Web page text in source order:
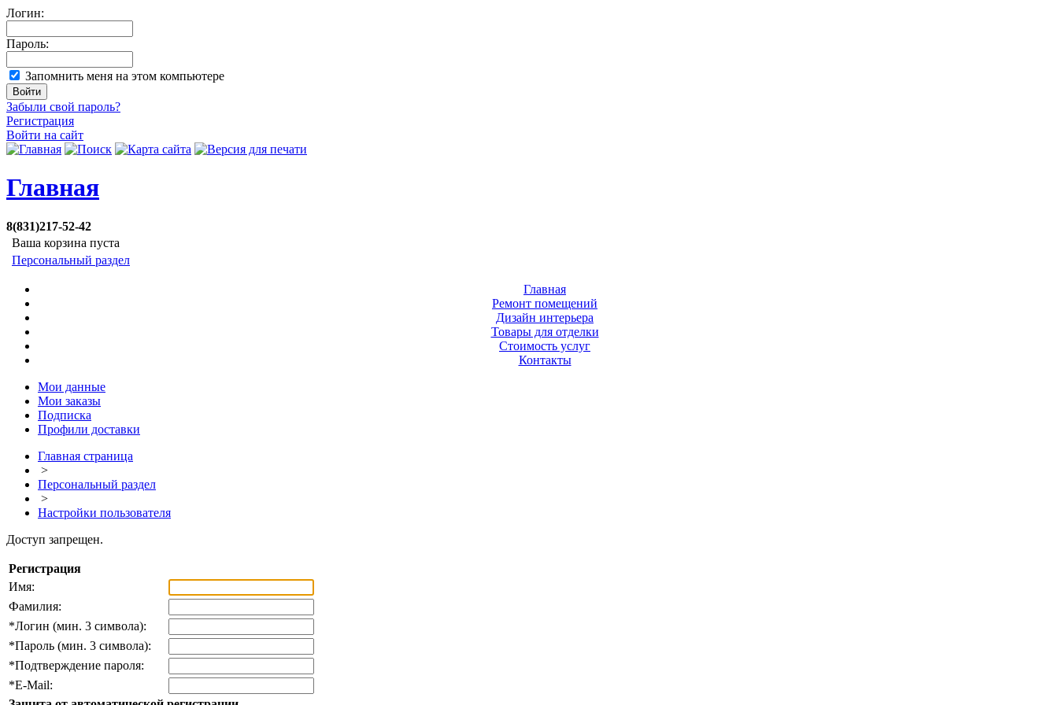
Логин:
Пароль:
Запомнить меня на этом компьютере
Забыли свой пароль?
Регистрация
Войти на сайт
Главная
8(831)217-52-42
Ваша корзина пуста
Персональный раздел
Главная
Ремонт помещений
Дизайн интерьера
Товары для отделки
Стоимость услуг
Контакты
Мои данные
Мои заказы
Подписка
Профили доставки
Главная страница
>
Персональный раздел
>
Настройки пользователя
Доступ запрещен.
Регистрация
Имя:
Фамилия:
*Логин (мин. 3 символа):
*Пароль (мин. 3 символа):
*Подтверждение пароля:
*E-Mail: